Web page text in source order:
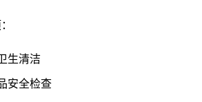
生清洁
安全检查